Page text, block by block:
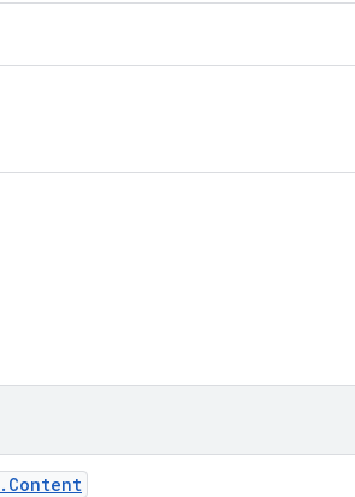
. Content